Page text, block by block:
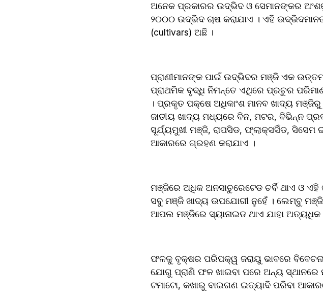
ଅନେକ ପ୍ରକାରର ଉଦ୍ଭିଦ ଓ ସେମାନଙ୍କର
୨୦୦୦ ଉଦ୍ଭିଦ ଚାଷ କରାଯାଏ । ଏହି
(cultivars) ଅଛି ।
ପ୍ରାଣୀମାନଙ୍କ ପାଇଁ ଉଦ୍ଭିଦର ମଞ୍ଜି ଏକ
ପ୍ରାଥମିକ ବୃଦ୍ଧି ନିମନ୍ତେ ଏଥିରେ ପ୍ରଚୁର
। ପ୍ରକୃତ ପକ୍ଷେ ଅଧିକାଂଶ ମାନବ ଖାଦ୍ୟ ମଞ୍ଜିରୁ ମିଳିଥାଏ
ଜାତୀୟ ଖାଦ୍ୟ ମଧ୍ୟରେ ବିନ, ମଟର, ବିଭିନ୍ନ
ସୂର୍ଯ୍ୟମୁଖୀ ମଞ୍ଜି, ରାପସିଡ, ଫ୍ଲାକ୍ସସିଁଡ,
ଆକାରରେ ଗ୍ରହଣ କରାଯାଏ ।
ମଞ୍ଜିରେ ଅଧିକ ଅନସାଚୁରେଟେଡ ଚର୍ବି ଥାଏ ଓ
ସବୁ ମଞ୍ଜି ଖାଦ୍ୟ ଉପ‌ଯୋଗୀ ନୁହେଁ । ଲେମ୍ବୁ ମଞ୍ଜି ଖାଇଲେ ତଣ୍ଟିରେ ଲାଗିଯିବା ସମ୍ଭାବନା ଥାଏ; ଚେରି ଓ
ଆପଲ ମଞ୍ଜିରେ ସ୍ୟାନାଇଡ ଥାଏ ଯାହା
ଫଳକୁ ବୃକ୍ଷର ପରିପକ୍ୱ ଜରାୟୁ ଭାବରେ ବିବେଚନା
ଯୋଗୁ ପ୍ରାଣି ଫଳ ଖାଇବା ପରେ ଅନ୍ୟ ସ୍ଥାନରେ ମଳ ସ‌ହିତ ମଞ୍ଜି ତ୍ୟାଗ କରିବା ଫଳରେ ବୃକ୍ଷ